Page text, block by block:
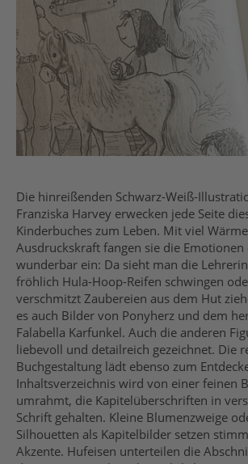
Die hinreißenden Schwarz-Weiß-
Franziska Harvey erwecken jede Seite
Kinderbuches zum Leben. Mit viel
Ausdruckskraft fangen sie die Emotionen
wunderbar ein: Da sieht man die
fröhlich Hula-Hoop-Reifen schwingen
verschmitzt Zaubereien aus dem Hut
es auch Bilder von Ponyherz und dem
Falabella Karfunkel. Auch die anderen
liebevoll und detailreich gezeichnet. Die
Buchgestaltung lädt ebenso zum
Inhaltsverzeichnis wird von einer feinen
umrahmt, die Kapitelüberschriften in
Schrift gehalten. Kleine Blumenzweige
Silhouetten als Kapitelbilder setzen
Akzente. Hufeisen unterteilen die